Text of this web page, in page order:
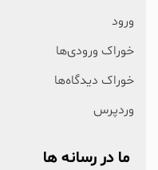
ورود
خوراک ورودی‌ها
خوراک دیدگاه‌ها
وردپرس
ما در رسانه ها